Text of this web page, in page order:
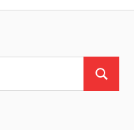
Search